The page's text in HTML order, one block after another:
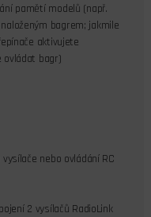
pamětí modelů (např.
bagrem; jakmile
aktivujete
ovládat bagr)
nebo ovládání RC
2 vysílačů RadioLink